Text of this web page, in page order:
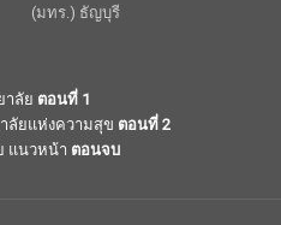
(มทร.) ธัญบุรี
ลัย ตอนที่ 1
ลัยแห่งความสุข ตอนที่ 2
แนวหน้า ตอนจบ